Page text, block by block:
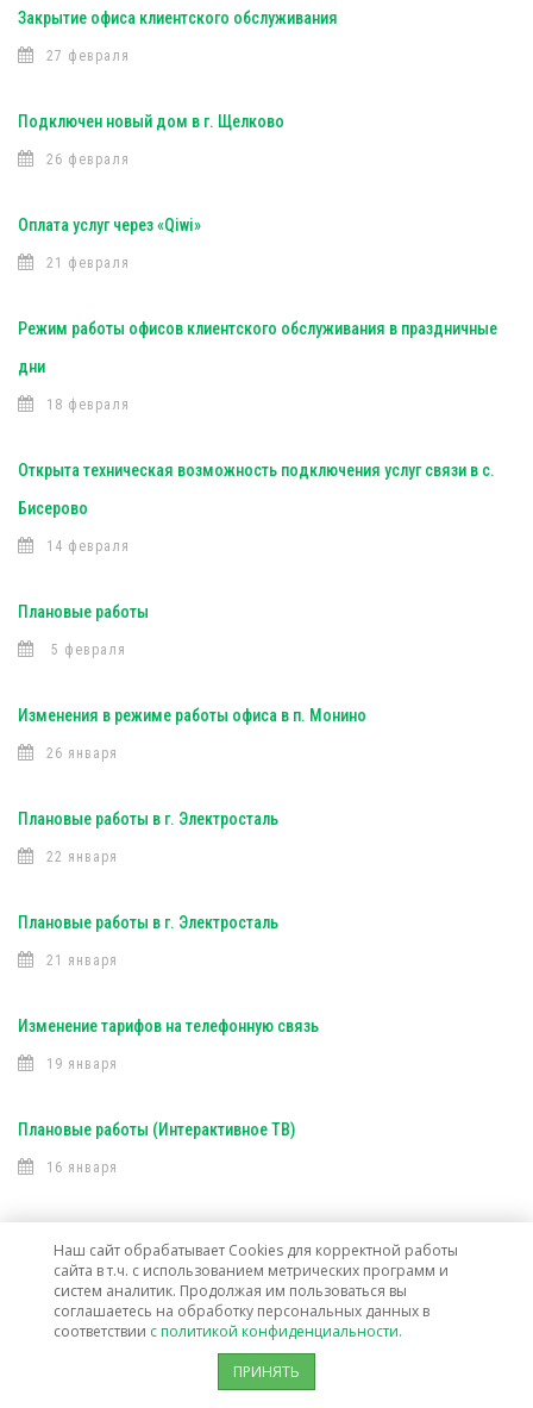
Закрытие офиса клиентского обслуживания
27 февраля
Подключен новый дом в г. Щелково
26 февраля
Оплата услуг через «Qiwi»
21 февраля
Режим работы офисов клиентского обслуживания в праздничные
дни
18 февраля
Открыта техническая возможность подключения услуг связи в с.
Бисерово
14 февраля
Плановые работы
5 февраля
Изменения в режиме работы офиса в п. Монино
26 января
Плановые работы в г. Электросталь
22 января
Плановые работы в г. Электросталь
21 января
Изменение тарифов на телефонную связь
19 января
Плановые работы (Интерактивное ТВ)
16 января
15 января
Режим работы в новогодние праздники
Наш сайт обрабатывает Cookies для корректной работы
сайта в т.ч. с использованием метрических программ и
систем аналитик. Продолжая им пользоваться вы
соглашаетесь на обработку персональных данных в
соответствии с политикой конфиденциальности.
ПРИНЯТЬ